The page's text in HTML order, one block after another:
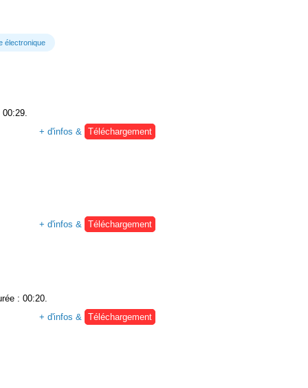
électronique
00:29.
+ d'infos &
Téléchargement
+ d'infos &
Téléchargement
: 00:20.
+ d'infos &
Téléchargement